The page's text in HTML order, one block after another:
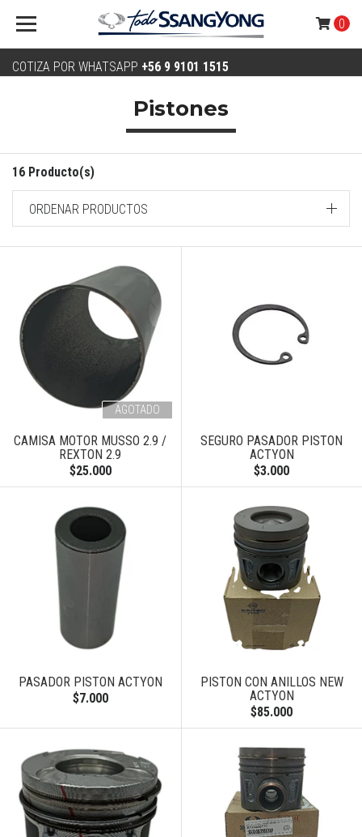
COTIZA POR WHATSAPP +56 9 9101 1515
0
Pistones
16 Producto(s)
ORDENAR PRODUCTOS
AGOTADO
CAMISA MOTOR MUSSO 2.9 /
REXTON 2.9
$25.000
SEGURO PASADOR PISTON
ACTYON
$3.000
PASADOR PISTON ACTYON
$7.000
PISTON CON ANILLOS NEW
ACTYON
$85.000